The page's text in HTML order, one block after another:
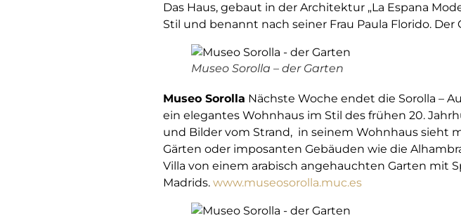
Das Haus, gebaut in der Architektur „La Espana
Stil und benannt nach seiner Frau Paula Florido.
Museo Sorolla – der Garten
Museo Sorolla Nächste Woche endet die Sorolla –
ein elegantes Wohnhaus im Stil des frühen 20.
und Bilder vom Strand, in seinem Wohnhaus sieht
Gärten oder imposanten Gebäuden wie die
Villa von einem arabisch angehauchten Garten mit
Madrids. www.museosorolla.muc.es